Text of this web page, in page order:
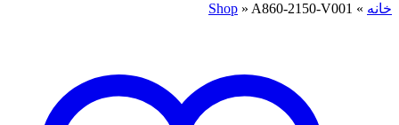
خانه »
Shop » A860-2150-V001